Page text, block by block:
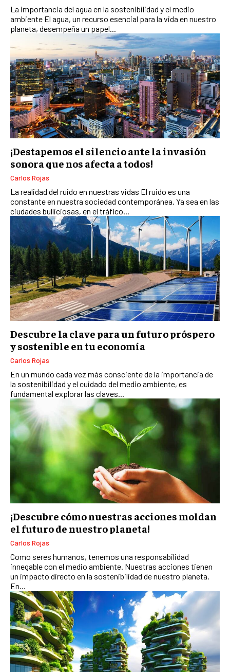
GESTIÓN DEL RIESGO EMPRESARIAL
NEGOCIACIÓN Y RESOLUCIÓN DE CONFLICTOS
DERECHO EMPRESARIAL Y REGULACIONES
ÉXITO EMPRESARIAL Y CASOS DE ESTUDIO
GOBIERNO CORPORATIVO
NEGOCIOS
ESTRATEGIAS DE NEGOCIOS
MARKETING B2B
MARKETING B2C
FRANQUICIAS
MARKETING DE INFLUENCERS
E-COMMERCE
E-COMMERCE Y COMERCIO ELECTRÓNICO
ESTRATEGIAS DE PRICING Y GESTIÓN DE
PRECIOS
GESTIÓN DE CRISIS EMPRESARIALES
EMPRESAS Y STARTUPS TECNOLÓGICAS
GESTIÓN DE LA EXPERIENCIA DEL CLIENTE
MÁS
GESTIÓN DE PROYECTOS
GESTIÓN DE OPERACIONES Y CADENA DE
SUMINISTRO
LOGÍSTICA EMPRESARIAL
CALIDAD Y MEJORA CONTINUA
TALENTOS
RECURSOS HUMANOS Y GESTIÓN DEL
TALENTO
COMPENSACIÓN Y BENEFICIOS
RECLUTAMIENTO Y SELECCIÓN
DESARROLLO DE PERSONAL
GESTIÓN DEL DESEMPEÑO
CULTURA Y CLIMA ORGANIZACIONAL
ÉTICA EMPRESARIAL Y RESPONSABILIDAD
SOCIAL
BLOG
La importancia del agua en la sostenibilidad y el medio
ambiente El agua, un recurso esencial para la vida en nuestro
planeta, desempeña un papel...
¡Destapemos el silencio ante la invasión
sonora que nos afecta a todos!
Carlos Rojas
La realidad del ruido en nuestras vidas El ruido es una
constante en nuestra sociedad contemporánea. Ya sea en las
ciudades bulliciosas, en el tráfico...
Descubre la clave para un futuro próspero
y sostenible en tu economía
Carlos Rojas
En un mundo cada vez más consciente de la importancia de
la sostenibilidad y el cuidado del medio ambiente, es
fundamental explorar las claves...
¡Descubre cómo nuestras acciones moldan
el futuro de nuestro planeta!
Carlos Rojas
Como seres humanos, tenemos una responsabilidad
innegable con el medio ambiente. Nuestras acciones tienen
un impacto directo en la sostenibilidad de nuestro planeta.
En...